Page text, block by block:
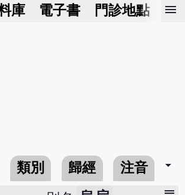
庫 電子書 門診地點 預
menu
類別 歸經 注音 arrow_drop_down